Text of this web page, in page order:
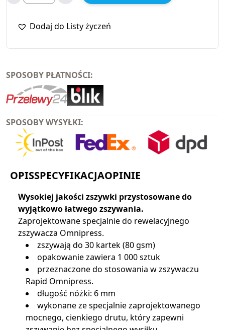
Dodaj do Listy życzeń
SPOSOBY PŁATNOŚCI:
SPOSOBY WYSYŁKI:
OPISSPECYFIKACJAOPINIE
Wysokiej jakości zszywki przystosowane do
wyjątkowo łatwego zszywania.
Zaprojektowane specjalnie do rewelacyjnego
zszywacza Omnipress.
zszywają do 30 kartek (80 gsm)
opakowanie zawiera 1 000 sztuk
przeznaczone do stosowania w zszywaczu
Rapid Omnipress.
długość nóżki: 6 mm
wykonane ze specjalnie zaprojektowanego
mocnego, cienkiego drutu, który zapewni